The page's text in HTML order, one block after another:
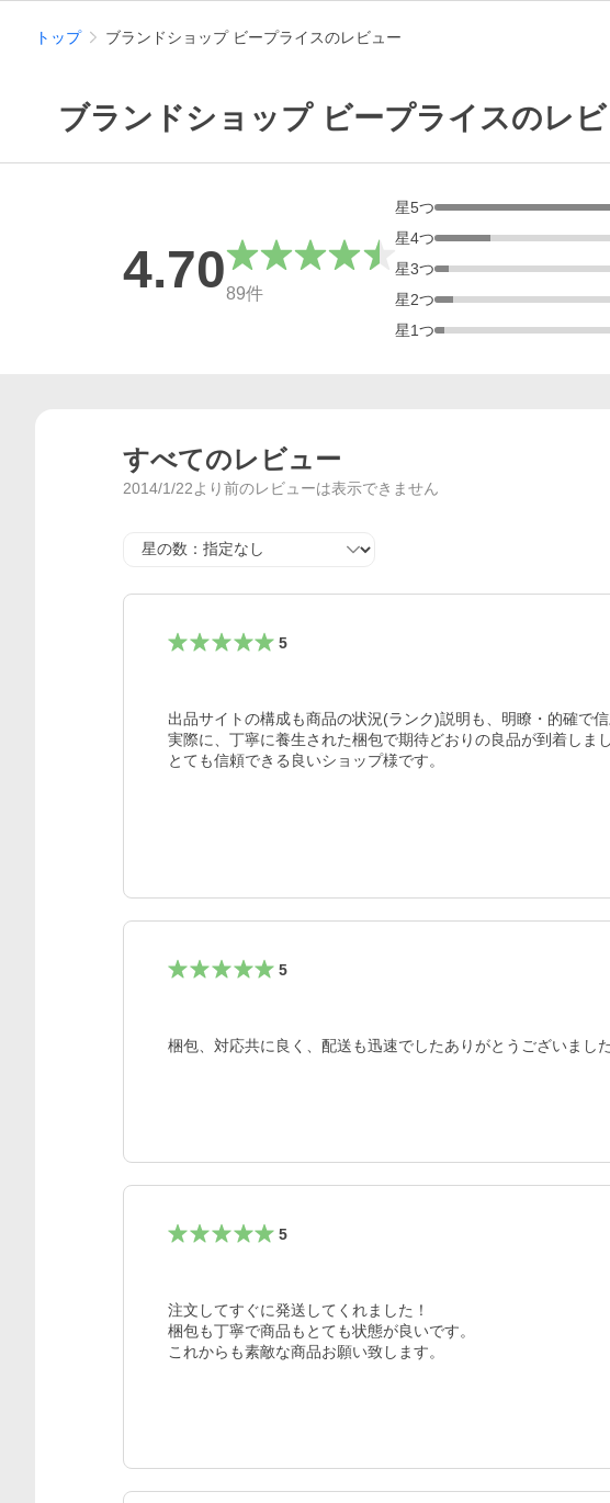
トップ ブランドショップ ビープライスのレビュー
ブランドショップ ビープライスのレ
総合評価
4.7089件
星5つ
星4つ
星3つ
星2つ
星1つ
すべてのレビュー
2014/1/22より前のレビューは表示できません
星の数
5
出品サイトの構成も商品の状況(ランク)説明も、明瞭・的確で信
実際に、丁寧に養生された梱包で期待どおりの良品が到着しまし
とても信頼できる良いショップ様です。
5
梱包、対応共に良く、配送も迅速でしたありがとうございました
5
注文してすぐに発送してくれました！
梱包も丁寧で商品もとても状態が良いです。
これからも素敵な商品お願い致します。